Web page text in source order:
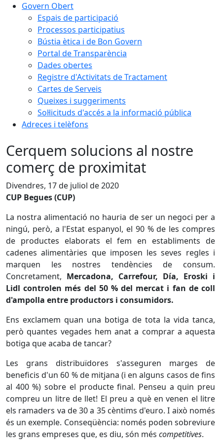
Govern Obert
Espais de participació
Processos participatius
Bústia ètica i de Bon Govern
Portal de Transparència
Dades obertes
Registre d'Activitats de Tractament
Cartes de Serveis
Queixes i suggeriments
Sol·licituds d'accés a la informació pública
Adreces i telèfons
Cerquem solucions al nostre
comerç de proximitat
Divendres, 17 de juliol de 2020
CUP Begues (CUP)
La nostra alimentació no hauria de ser un negoci per a
ningú, però, a l'Estat espanyol, el 90 % de les compres
de productes elaborats el fem en establiments de
cadenes alimentàries que imposen les seves regles i
marquen les nostres tendències de consum.
Concretament, Mercadona, Carrefour, Día, Eroski i
Lidl controlen més del 50 % del mercat i fan de coll
d'ampolla entre productors i consumidors.
Ens exclamem quan una botiga de tota la vida tanca,
però quantes vegades hem anat a comprar a aquesta
botiga que acaba de tancar?
Les grans distribuïdores s'asseguren marges de
beneficis d'un 60 % de mitjana (i en alguns casos de fins
al 400 %) sobre el producte final. Penseu a quin preu
compreu un litre de llet! El preu a què en venen el litre
els ramaders va de 30 a 35 cèntims d'euro. I això només
és un exemple. Conseqüència: només poden sobreviure
les grans empreses que, es diu, són més competitives.